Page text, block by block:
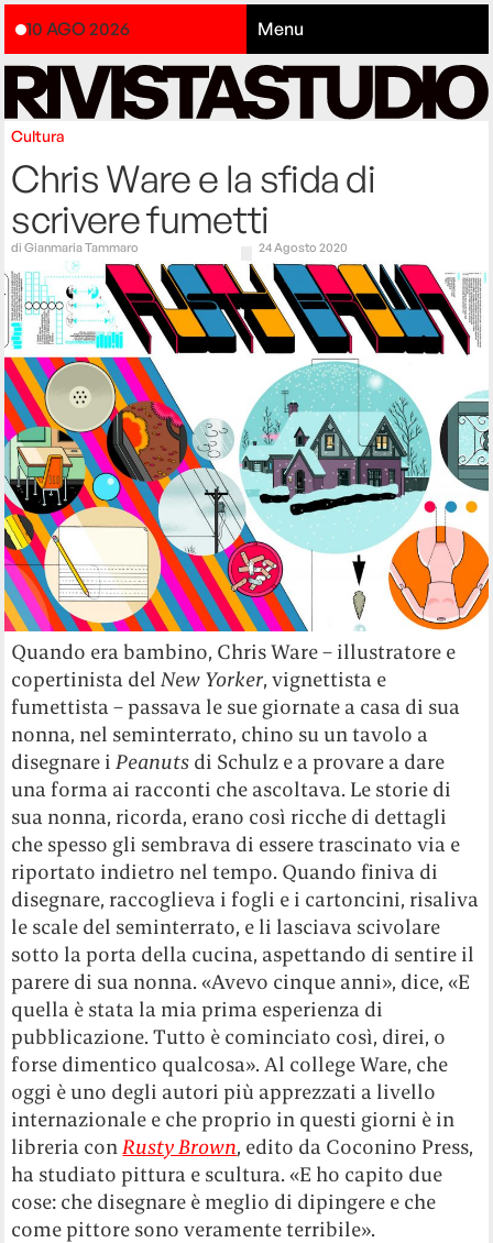
10 AGO 2026 Menu
Cultura
Chris Ware e la sfida di
scrivere fumetti
diGianmaria Tammaro 24 Agosto 2020
Quando era bambino, Chris Ware – illustratore e
copertinista delNew Yorker, vignettista e
fumettista – passava le sue giornate a casa di sua
nonna, nel seminterrato, chino su un tavolo a
disegnare iPeanuts di Schulz e a provare a dare
una forma ai racconti che ascoltava. Le storie di
sua nonna, ricorda, erano così ricche di dettagli
che spesso gli sembrava di essere trascinato via e
riportato indietro nel tempo. Quando finiva di
disegnare, raccoglieva i fogli e i cartoncini, risaliva
le scale del seminterrato, e li lasciava scivolare
sotto la porta della cucina, aspettando di sentire il
parere di sua nonna. «Avevo cinque anni», dice, «E
quella è stata la mia prima esperienza di
pubblicazione. Tutto è cominciato così, direi, o
forse dimentico qualcosa». Al college Ware, che
oggi è uno degli autori più apprezzati a livello
internazionale e che proprio in questi giorni è in
libreria conRusty Brown, edito da Coconino Press,
ha studiato pittura e scultura. «E ho capito due
cose: che disegnare è meglio di dipingere e che
come pittore sono veramente terribile».